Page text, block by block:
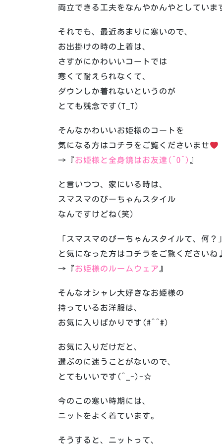
両立できる工夫をなんやかんやとしていま
それでも、最近あまりに寒いので、
お出掛けの時の上着は、
さすがにかわいいコートでは
寒くて耐えられなくて、
ダウンしか着れないというのが
とても残念です(T_T)
そんなかわいいお姫様のコートを
気になる方はコチラをご覧くださいませ
→『お姫様と全身鏡はお友達(^O^) 』
と言いつつ、家にいる時は、
スマスマのぴーちゃんスタイル
なんですけどね(笑)
「スマスマのぴーちゃんスタイルて、何？
と気になった方はコチラをご覧ください
→『お姫様のルームウェア 』
そんなオシャレ大好きなお姫様の
持っているお洋服は、
お気に入りばかりです(#^^#)
お気に入りだけだと、
選ぶのに迷うことがないので、
とてもいいです(^_-)-☆
今のこの寒い時期には、
ニットをよく着ています。
そうすると、ニットって、